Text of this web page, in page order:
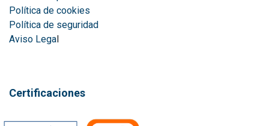
Política de cookies
Política de seguridad
Aviso Legal
Certificaciones